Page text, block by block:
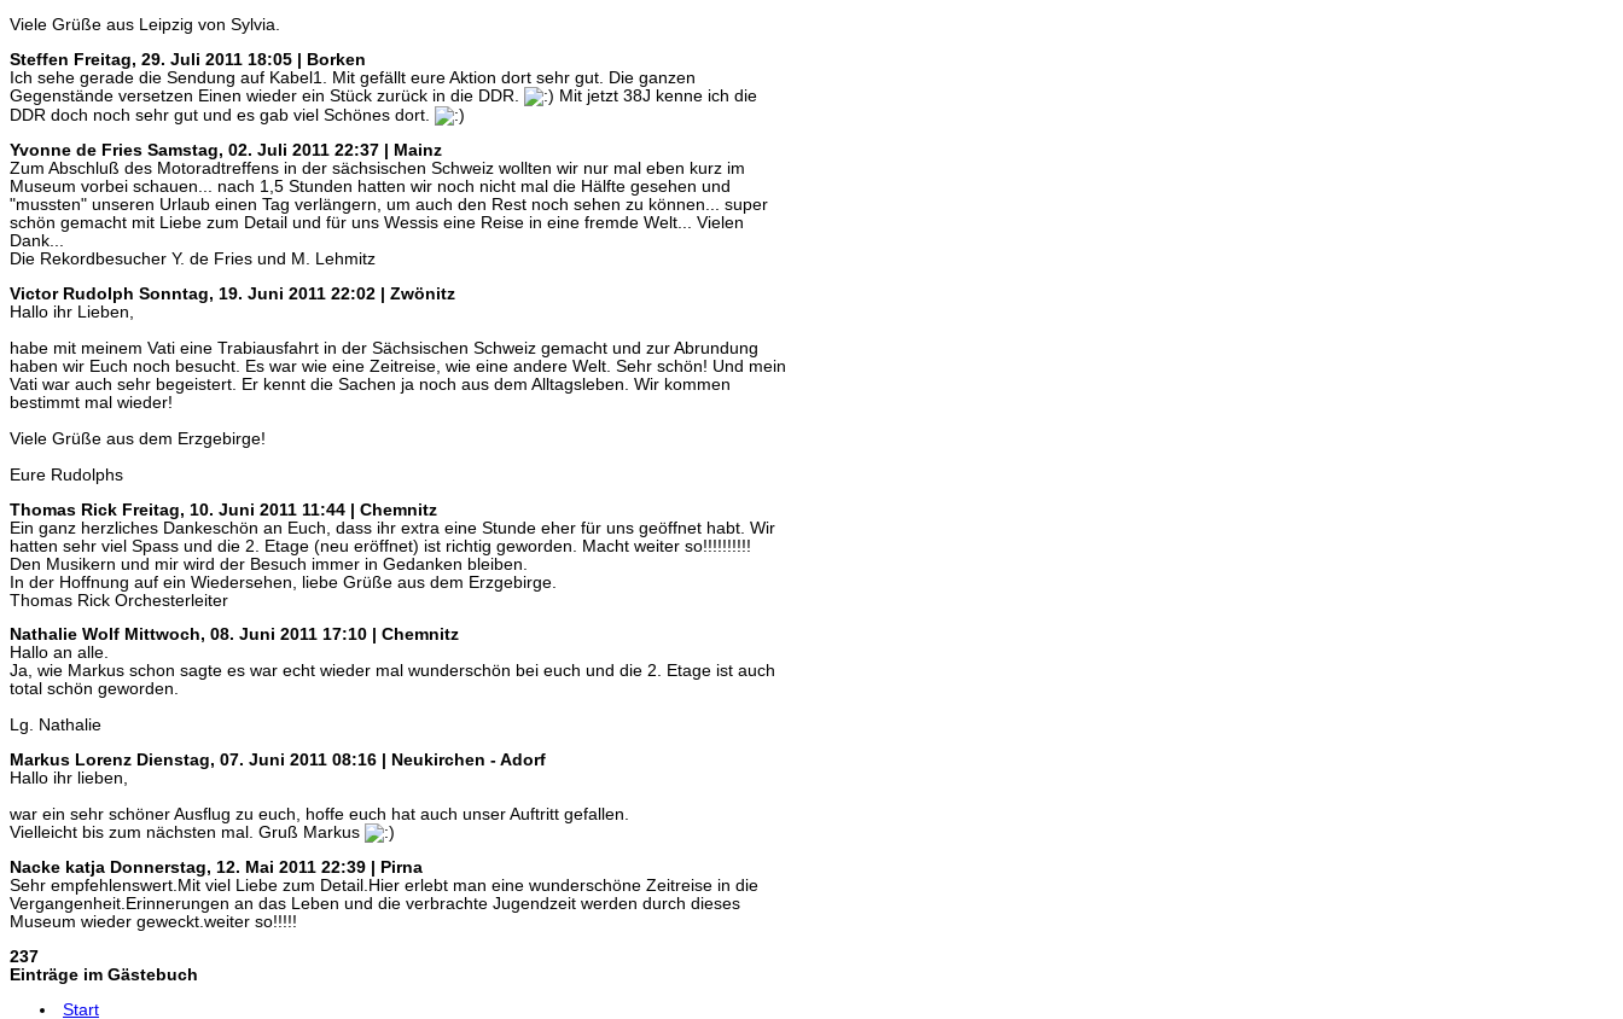
Viele Grüße aus Leipzig von Sylvia.
Steffen Freitag, 29. Juli 2011 18:05 | Borken
Ich sehe gerade die Sendung auf Kabel1. Mit gefällt eure Aktion dort sehr gut. Die ganzen
Gegenstände versetzen Einen wieder ein Stück zurück in die DDR.
Mit jetzt 38J kenne ich die
DDR doch noch sehr gut und es gab viel Schönes dort.
Yvonne de Fries Samstag, 02. Juli 2011 22:37 | Mainz
Zum Abschluß des Motoradtreffens in der sächsischen Schweiz wollten wir nur mal eben kurz im
Museum vorbei schauen... nach 1,5 Stunden hatten wir noch nicht mal die Hälfte gesehen und
"mussten" unseren Urlaub einen Tag verlängern, um auch den Rest noch sehen zu können... super
schön gemacht mit Liebe zum Detail und für uns Wessis eine Reise in eine fremde Welt... Vielen
Dank...
Die Rekordbesucher Y. de Fries und M. Lehmitz
Victor Rudolph Sonntag, 19. Juni 2011 22:02 | Zwönitz
Hallo ihr Lieben,
habe mit meinem Vati eine Trabiausfahrt in der Sächsischen Schweiz gemacht und zur Abrundung
haben wir Euch noch besucht. Es war wie eine Zeitreise, wie eine andere Welt. Sehr schön! Und mein
Vati war auch sehr begeistert. Er kennt die Sachen ja noch aus dem Alltagsleben. Wir kommen
bestimmt mal wieder!
Viele Grüße aus dem Erzgebirge!
Eure Rudolphs
Thomas Rick Freitag, 10. Juni 2011 11:44 | Chemnitz
Ein ganz herzliches Dankeschön an Euch, dass ihr extra eine Stunde eher für uns geöffnet habt. Wir
hatten sehr viel Spass und die 2. Etage (neu eröffnet) ist richtig geworden. Macht weiter so!!!!!!!!!!
Den Musikern und mir wird der Besuch immer in Gedanken bleiben.
In der Hoffnung auf ein Wiedersehen, liebe Grüße aus dem Erzgebirge.
Thomas Rick Orchesterleiter
Nathalie Wolf Mittwoch, 08. Juni 2011 17:10 | Chemnitz
Hallo an alle.
Ja, wie Markus schon sagte es war echt wieder mal wunderschön bei euch und die 2. Etage ist auch
total schön geworden.
Lg. Nathalie
Markus Lorenz Dienstag, 07. Juni 2011 08:16 | Neukirchen - Adorf
Hallo ihr lieben,
war ein sehr schöner Ausflug zu euch, hoffe euch hat auch unser Auftritt gefallen.
Vielleicht bis zum nächsten mal. Gruß Markus
Nacke katja Donnerstag, 12. Mai 2011 22:39 | Pirna
Sehr empfehlenswert.Mit viel Liebe zum Detail.Hier erlebt man eine wunderschöne Zeitreise in die
Vergangenheit.Erinnerungen an das Leben und die verbrachte Jugendzeit werden durch dieses
Museum wieder geweckt.weiter so!!!!!
237
Einträge im Gästebuch
Start